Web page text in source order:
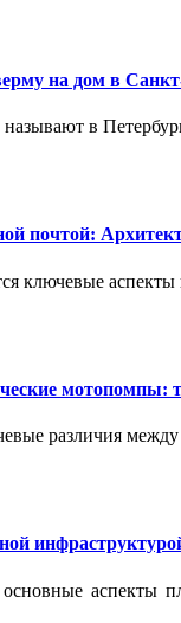
на дом в
в
почтой:
ключевые
мотопомпы:
различия
аспекты